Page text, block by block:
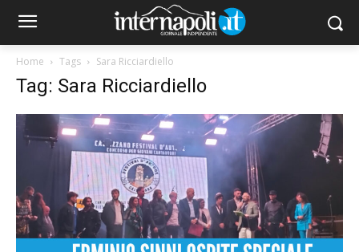
Home Tags Sara Ricciardiello
Tag: Sara Ricciardiello